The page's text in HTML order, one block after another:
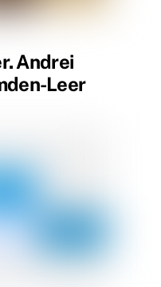
Andrei
Leer